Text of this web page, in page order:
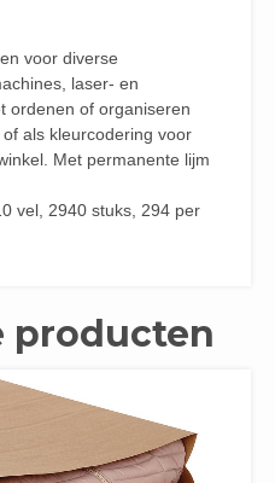
voor diverse
laser- en
ordenen of organiseren
als kleurcodering voor
Met permanente lijm
vel, 2940 stuks, 294 per
producten